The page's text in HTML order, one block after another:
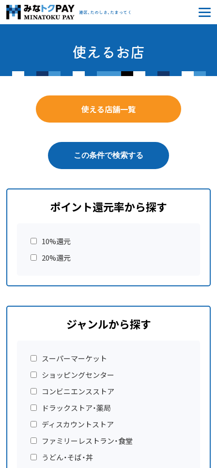
みなトクPAY
港区、たのしさ、たまってく
使えるお店
使える店舗一覧
ポイント還元率から探す
10%還元
20%還元
ジャンルから探す
スーパーマーケット
ショッピングセンター
コンビニエンスストア
ドラックストア・薬局
ディスカウントストア
ファミリーレストラン・食堂
うどん・そば・丼